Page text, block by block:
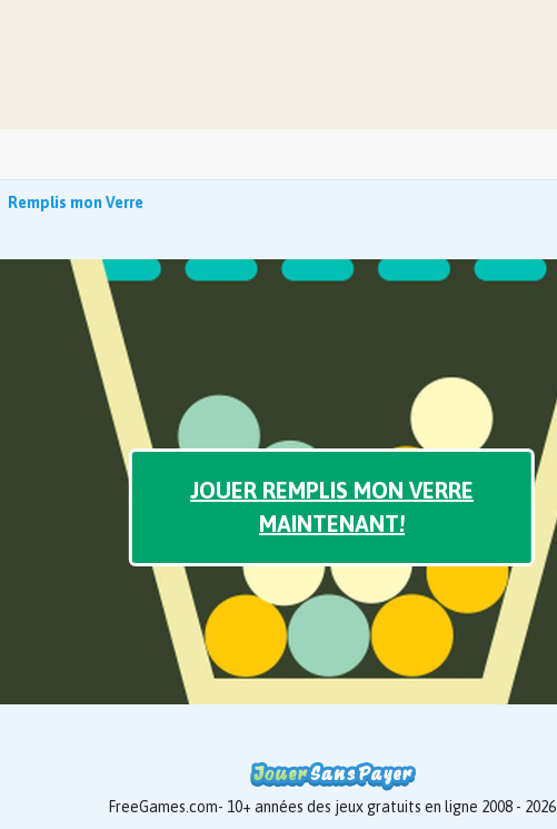
Remplis mon Verre
JOUER REMPLIS MON VERRE
MAINTENANT!
FreeGames.com- 10+ années des jeux gratuits en ligne 2008 - 2026